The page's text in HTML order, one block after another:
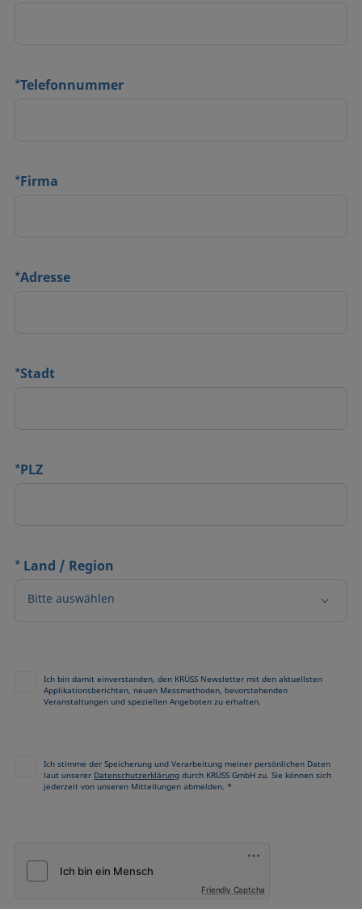
*Telefonnummer
*Firma
*Adresse
*Stadt
*PLZ
* Land / Region
Bitte auswählen
Ich bin damit einverstanden, den KRÜSS Newsletter mit den aktuellsten
Applikationsberichten, neuen Messmethoden, bevorstehenden
Veranstaltungen und speziellen Angeboten zu erhalten.
Ich stimme der Speicherung und Verarbeitung meiner persönlichen Daten
laut unserer Datenschutzerklärung durch KRÜSS GmbH zu. Sie können sich
jederzeit von unseren Mitteilungen abmelden. *
Friendly Captcha